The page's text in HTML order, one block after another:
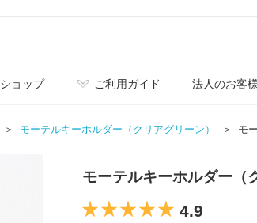
ショップ ご利用ガイド 法人のお客
モーテルキーホルダー（クリアグリーン） モ
モーテルキーホルダー（
4.9